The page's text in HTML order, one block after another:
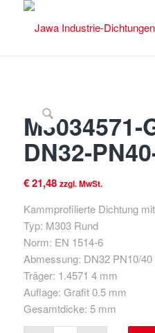
M3034571-
DN32-
€21,48 zzgl. MwSt.
Kammprofilierte Dichtung
Typ: M303 Rund
Norm: EN 1514-6
Abmessung: DN32 PN10/
Träger: 1.4571 4 mm
Auflage: Grafit 0.5 mm
Gesamtdicke: 5 mm